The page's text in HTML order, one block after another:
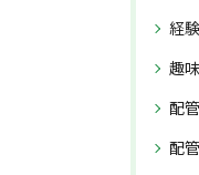
経験
趣味
配
配